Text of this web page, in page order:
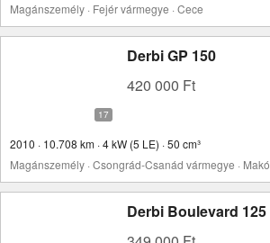
Magánszemély · Fejér vármegye · Cece
Derbi GP 150
420 000 Ft
2010 · 10.708 km · 4 kW (5 LE) · 50 cm³
Magánszemély · Csongrád-Csanád vármegye · Makó
Derbi Boulevard 125